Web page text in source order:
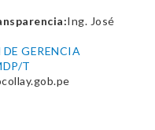
Ing. José
GERENCIA
T